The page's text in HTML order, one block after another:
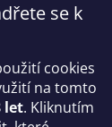
se k
cookies
na tomto
let. Kliknutím